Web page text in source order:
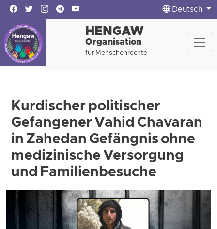
Deutsch
HENGAW
Organisation
für Menschenrechte
Kurdischer politischer
Gefangener Vahid Chavaran
in Zahedan Gefängnis ohne
medizinische Versorgung
und Familienbesuche